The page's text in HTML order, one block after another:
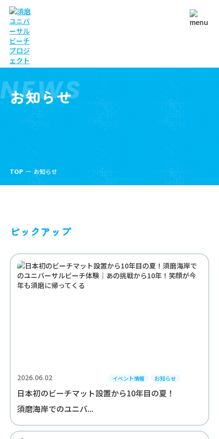
お知らせ
NEWS
TOP お知らせ
ピックアップ
2026.06.02 イベント情報 お知らせ
日本初のビーチマット設置から10年目の夏！
須磨海岸でのユニバ...